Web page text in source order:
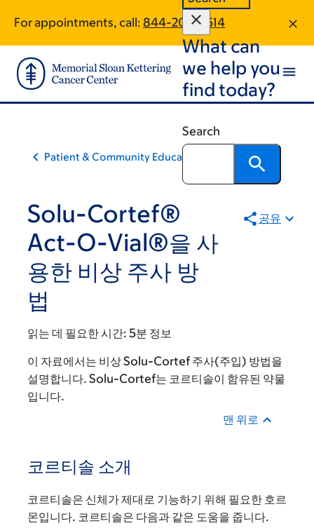
main
content
footer
For appointments, call: 844-208-3514
What can
we help you
find today?
Search
Patient & Community Education
Solu-Cortef®
Act-O-Vial®을 사
용한 비상 주사 방
법
공유
읽는 데 필요한 시간: 5분 정보
이 자료에서는 비상 Solu-Cortef 주사(주입) 방법을
설명합니다. Solu-Cortef는 코르티솔이 함유된 약물
입니다.
맨 위로
코르티솔 소개
코르티솔은 신체가 제대로 기능하기 위해 필요한 호르
몬입니다. 코르티솔은 다음과 같은 도움을 줍니다.